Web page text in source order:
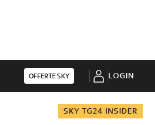
OFFERTE SKY LOGIN
SKY TG24 INSIDER